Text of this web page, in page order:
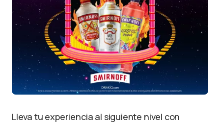
Lleva tu experiencia al siguiente nivel con